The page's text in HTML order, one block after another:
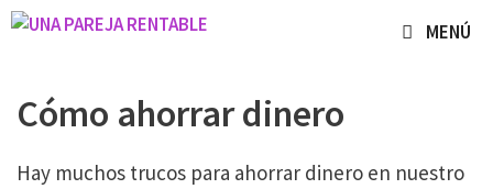
Saltar
MENÚ
Cómo ahorrar dinero
Hay muchos trucos para ahorrar dinero en nuestro